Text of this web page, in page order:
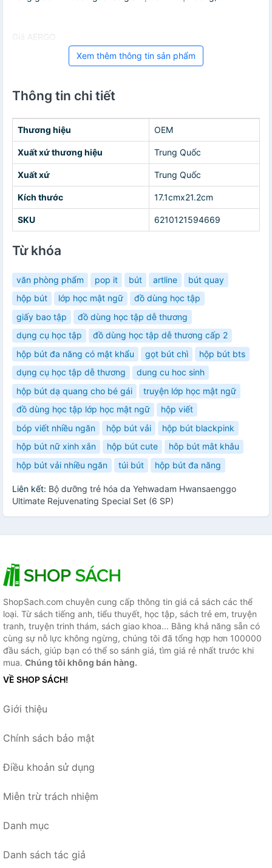
Giá AERGO
Xem thêm thông tin sản phẩm
Thông tin chi tiết
Thương hiệu OEM
Xuất xứ thương hiệu Trung Quốc
Xuất xứ Trung Quốc
Kích thước 17.1cmx21.2cm
SKU 6210121594669
Từ khóa
văn phòng phẩm pop it bút artline
bút quay
hộp bút
lớp học mật ngữ
đồ dùng học tập
giấy bao tập
đồ dùng học tập dễ thương
dụng cụ học tập
đồ dùng học tập dễ thương cấp 2
hộp bút đa năng có mật khẩu
gọt bút chì
hộp bút bts
dụng cụ học tập dễ thương
dung cu hoc sinh
hộp bút dạ quang cho bé gái
truyện lớp học mật ngữ
đồ dùng học tập lớp học mật ngữ
hộp viết
bóp viết nhiều ngăn
hộp bút vải
hộp bút blackpink
hộp bút nữ xinh xắn
hộp bút cute
hôp bút mât khâu
hộp bút vải nhiều ngăn
túi bút hộp bút đa năng
Liên kết: Bộ dưỡng trẻ hóa da Yehwadam Hwansaenggo
Ultimate Rejuvenating Special Set (6 SP)
ShopSach.com chuyên cung cấp thông tin giá cả sách các thể
loại. Từ sách tiếng anh, tiểu thuyết, học tập, sách trẻ em, truyện
tranh, truyện trinh thám, sách giao khoa... Bằng khả năng sẵn có
cùng sự nỗ lực không ngừng, chúng tôi đã tổng hợp hơn 100000
đầu sách, giúp bạn có thể so sánh giá, tìm giá rẻ nhất trước khi
mua. Chúng tôi không bán hàng.
VỀ SHOP SÁCH!
Giới thiệu
Chính sách bảo mật
Điều khoản sử dụng
Miễn trừ trách nhiệm
Danh mục
Danh sách tác giả